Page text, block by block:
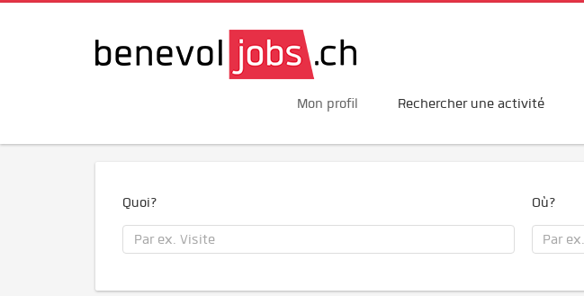
Mon profil Rechercher une activité
Quoi? Où?